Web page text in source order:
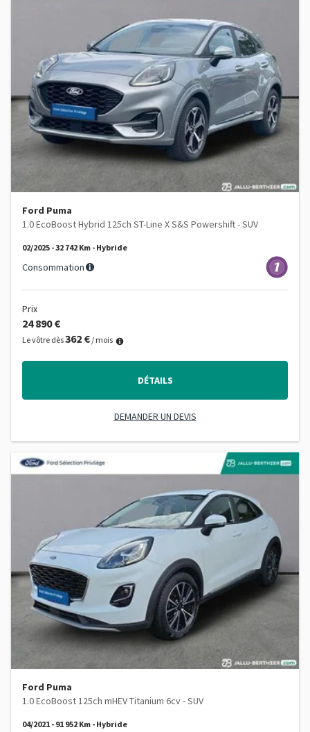
Ford Puma
1.0 EcoBoost Hybrid 125ch ST-Line X S&S Powershift - SUV
02/2025 - 32 742 Km - Hybride
Consommation
Prix
24 890 €
Le vôtre dès362 € / mois
DÉTAILS
DEMANDER UN DEVIS
Ford Puma
1.0 EcoBoost 125ch mHEV Titanium 6cv - SUV
04/2021 - 91 952 Km - Hybride